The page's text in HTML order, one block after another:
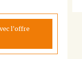
l'offre